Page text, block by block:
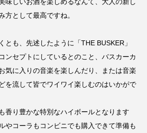
方として最高ですね。
とも、先述したように「THE BUSKER」
ンセプトにしているとのこと、バスカーカ
気に入りの音楽を楽しんだり、または音楽
を流して皆でワイワイ楽しむのはいかがで
香り豊かな特別なハイボールとなります
やコーラもコンビニでも購入できて準備も